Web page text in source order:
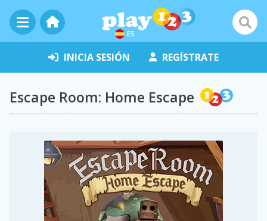
ES
INICIA SESIÓN REGÍSTRATE
Escape Room: Home Escape